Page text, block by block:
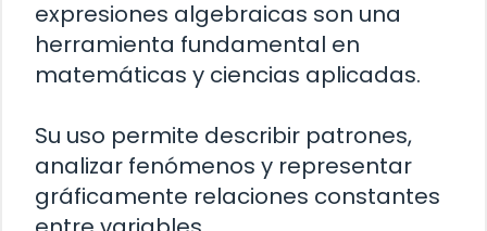
expresiones algebraicas son una
herramienta fundamental en
matemáticas y ciencias aplicadas.
Su uso permite describir patrones,
analizar fenómenos y representar
gráficamente relaciones constantes